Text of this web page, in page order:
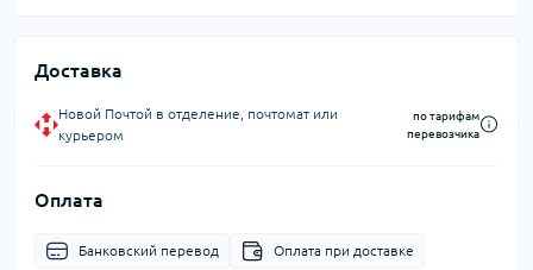
Доставка
Новой Почтой в отделение, почтомат или
курьером
по тарифам
перевозчика
Оплата
Банковский перевод Оплата при доставке